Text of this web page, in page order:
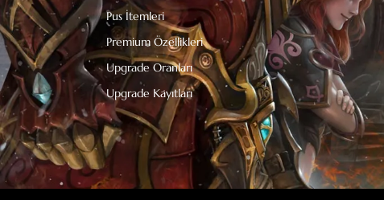
Pus İtemleri
Premium Özellikleri
Upgrade Oranları
Upgrade Kayıtları